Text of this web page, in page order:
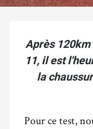
Après
11, il est
la
Pour ce test,